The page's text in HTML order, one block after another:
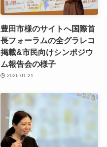
豊田市様のサイトへ国際首
長フォーラムの全グラレコ
掲載&市民向けシンポジウ
ム報告会の様子
2026.01.21